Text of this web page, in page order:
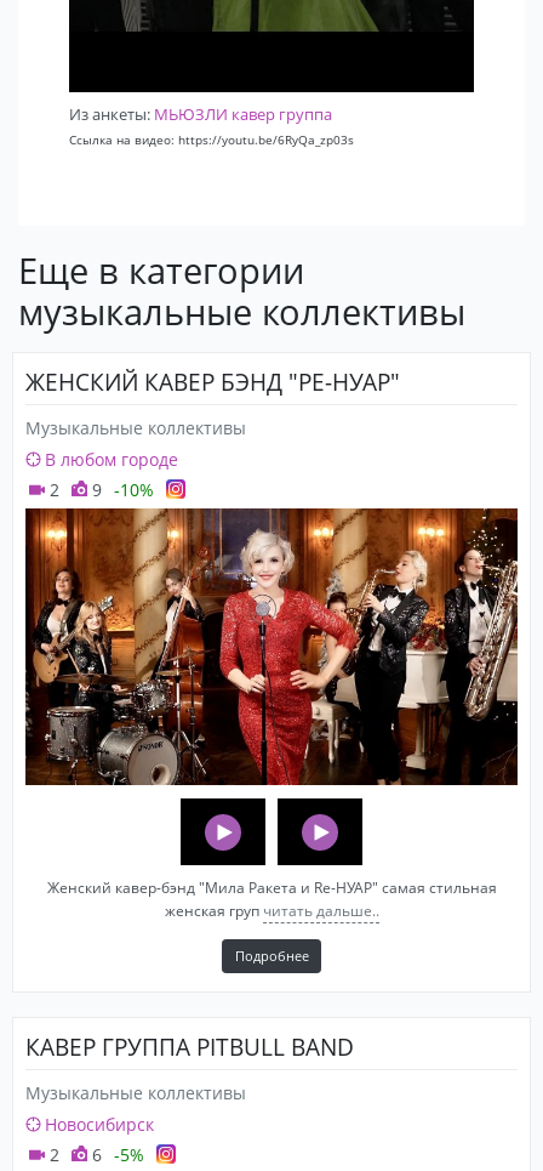
Из анкеты: МЬЮЗЛИ кавер группа
Ссылка на видео: https://youtu.be/6RyQa_zp03s
Еще в категории
музыкальные коллективы
ЖЕНСКИЙ КАВЕР БЭНД "РЕ-НУАР"
Музыкальные коллективы
В любом городе
2
9 -10%
Женский кавер-бэнд "Мила Ракета и Re-НУАР" самая стильная
женская груп читать дальше..
Подробнее
КАВЕР ГРУППА PITBULL BAND
Музыкальные коллективы
Новосибирск
2
6 -5%